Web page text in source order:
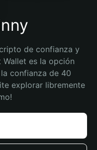
de confianza y
es la opción
confianza de 40
explorar libremente